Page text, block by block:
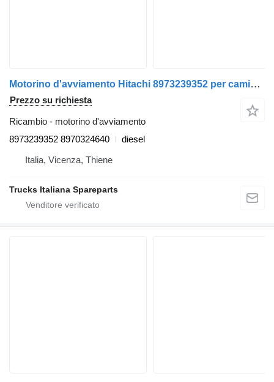
Motorino d'avviamento Hitachi 8973239352 per camion Isuzu NQR
Prezzo su richiesta
Ricambio - motorino d'avviamento
8973239352 8970324640
diesel
Italia, Vicenza, Thiene
Trucks Italiana Spareparts